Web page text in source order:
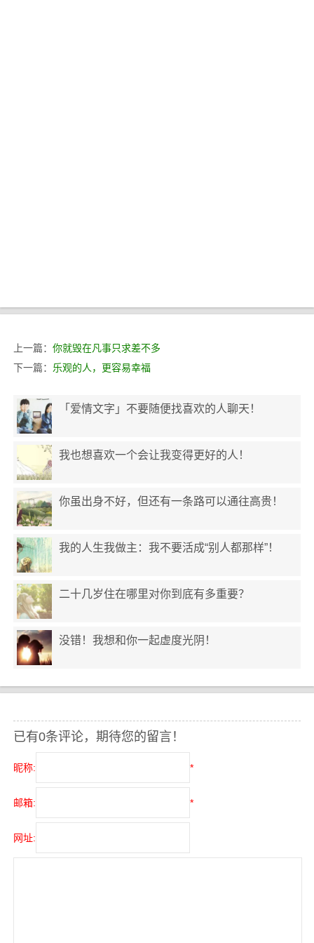
上一篇： 你就毁在凡事只求差不多
下一篇： 乐观的人，更容易幸福
「爱情文字」不要随便找喜欢的人聊天！
我也想喜欢一个会让我变得更好的人！
你虽出身不好，但还有一条路可以通往高贵！
我的人生我做主：我不要活成“别人都那样”！
二十几岁住在哪里对你到底有多重要？
没错！我想和你一起虚度光阴！
已有0条评论，期待您的留言！
昵称: *
邮箱: *
网址: